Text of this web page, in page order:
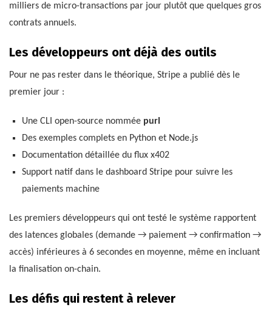
milliers de micro-transactions par jour plutôt que quelques gros
contrats annuels.
Les développeurs ont déjà des outils
Pour ne pas rester dans le théorique, Stripe a publié dès le
premier jour :
Une CLI open-source nommée purl
Des exemples complets en Python et Node.js
Documentation détaillée du flux x402
Support natif dans le dashboard Stripe pour suivre les
paiements machine
Les premiers développeurs qui ont testé le système rapportent
des latences globales (demande → paiement → confirmation →
accès) inférieures à 6 secondes en moyenne, même en incluant
la finalisation on-chain.
Les défis qui restent à relever